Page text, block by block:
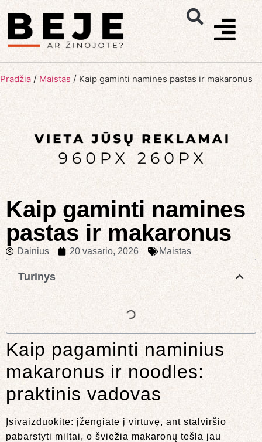
Pradžia / Maistas / Kaip gaminti namines pastas ir makaronus
Kaip gaminti namines
pastas ir makaronus
Dainius 20 vasario, 2026 Maistas
Turinys
Kaip pagaminti naminius
makaronus ir noodles:
praktinis vadovas
Įsivaizduokite: įžengiate į virtuvę, ant stalviršio
pabarstyti miltai, o šviežia makaronų tešla jau